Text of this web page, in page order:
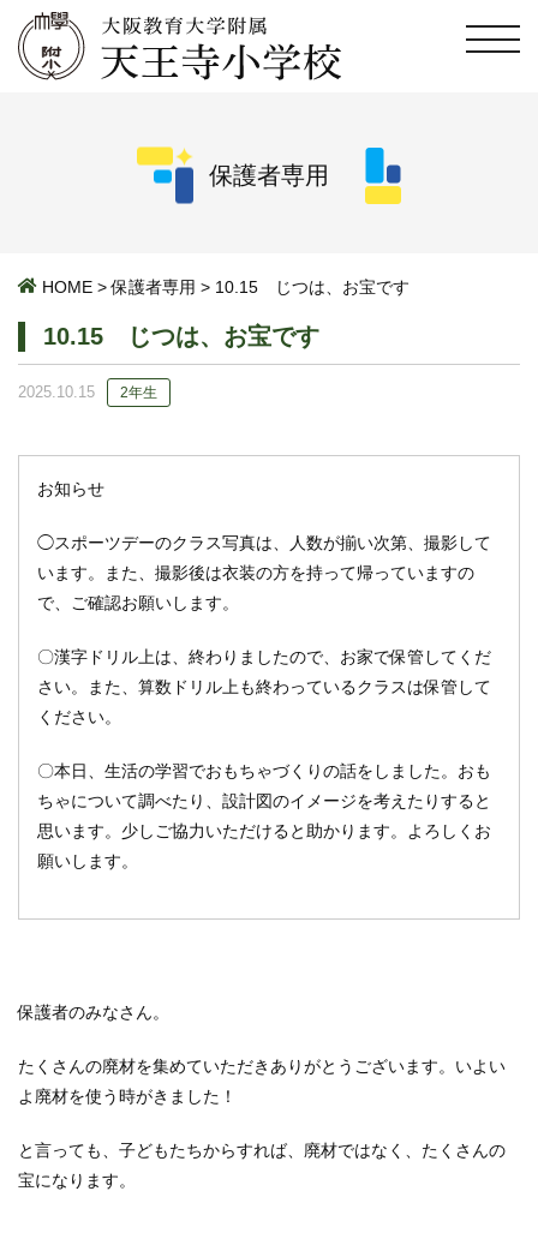
保護者専用
HOME > 保護者専用 > 10.15 じつは、お宝です
10.15 じつは、お宝です
2025.10.15 2年生
お知らせ
◯スポーツデーのクラス写真は、人数が揃い次第、撮影して
います。また、撮影後は衣装の方を持って帰っていますの
で、ご確認お願いします。
〇漢字ドリル上は、終わりましたので、お家で保管してくだ
さい。また、算数ドリル上も終わっているクラスは保管して
ください。
〇本日、生活の学習でおもちゃづくりの話をしました。おも
ちゃについて調べたり、設計図のイメージを考えたりすると
思います。少しご協力いただけると助かります。よろしくお
願いします。
保護者のみなさん。
たくさんの廃材を集めていただきありがとうございます。いよい
よ廃材を使う時がきました！
と言っても、子どもたちからすれば、廃材ではなく、たくさんの
宝になります。